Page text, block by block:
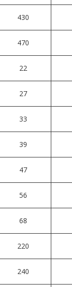
430
470
22
27
33
39
47
56
68
220
240